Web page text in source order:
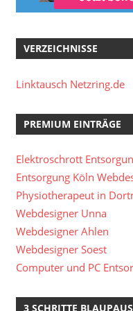
VERZEICHNISSE
Linktausch Netzring.de
PREMIUM EINTRÄGE
Elektroschrott
Entsorgung Köln
Physiotherapeut in
Webdesigner Unna
Webdesigner Ahlen
Webdesigner Soest
Computer und PC
3 SCHRITTE